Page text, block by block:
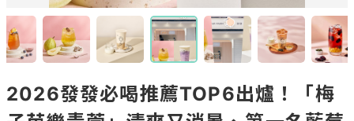
2026發發必喝推薦TOP6出爐！「梅